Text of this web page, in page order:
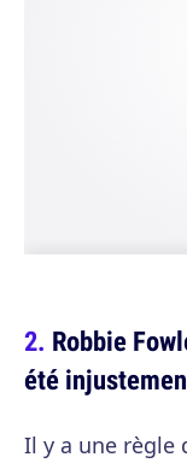
Robbie
été
Il y a une règle